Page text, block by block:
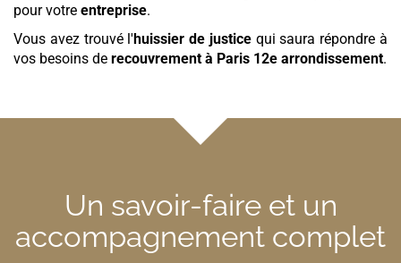
pour votre entreprise.
Vous avez trouvé l'huissier de justicequi saura répondre à
vos besoins de recouvrement à Paris 12e arrondissement.
Un savoir-faire et un
accompagnement complet